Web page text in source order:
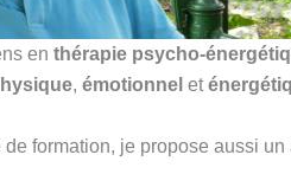
en thérapie psycho-
, émotionnel et
formation, je propose aussi